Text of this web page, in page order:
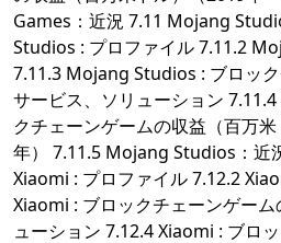
Games：近況 7.11 Mojang
Studios : プロファイル 7.11.2
7.11.3 Mojang Studios : ブロック
サービス、ソリューション
クチェーンゲームの収益（百万
年） 7.11.5 Mojang Studios：近
Xiaomi : プロファイル 7.12.2
Xiaomi : ブロックチェーンゲー
ューション 7.12.4 Xiaomi : ブロ